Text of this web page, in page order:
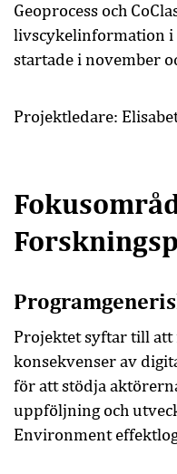
Geoprocess och
livscykelinformation i
startade i november
Projektledare:
Projektet syftar till att
konsekvenser av
för att stödja
uppföljning och
Environment